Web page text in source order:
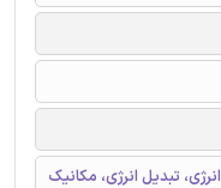
تبدیل انرژی، مکانیک